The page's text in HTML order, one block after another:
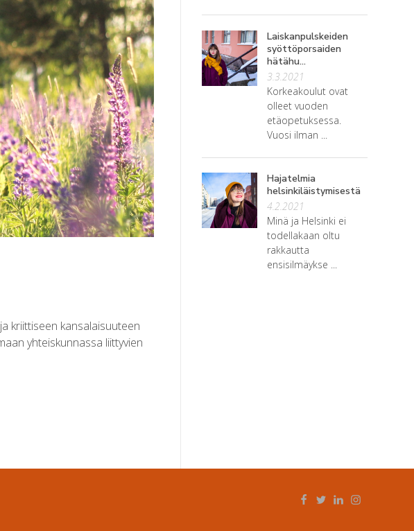
kriittiseen kansalaisuuteen
yhteiskunnassa liittyvien
Laiskanpulskeiden
syöttöporsaiden
hätähu...
3.3.2021
Korkeakoulut ovat
olleet vuoden
etäopetuksessa.
Vuosi ilman ...
Hajatelmia
helsinkiläistymisestä
4.2.2021
Minä ja Helsinki ei
todellakaan oltu
rakkautta
ensisilmäykse ...